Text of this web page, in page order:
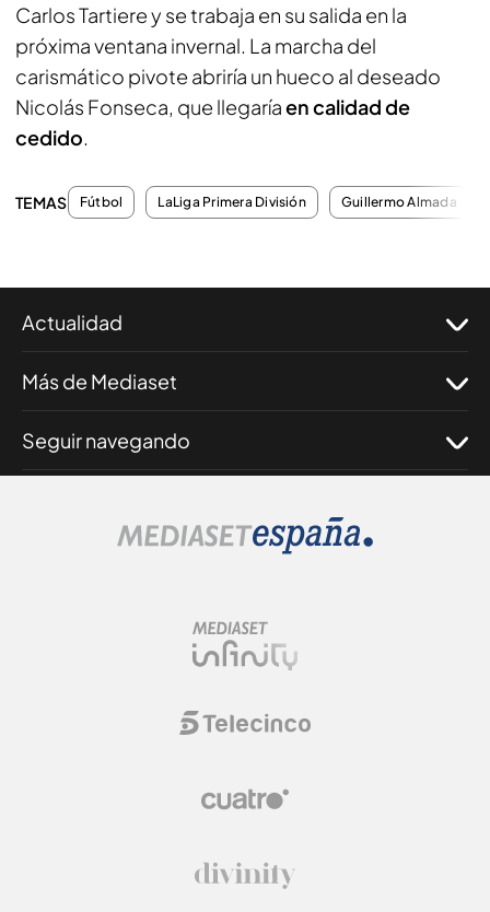
Carlos Tartiere y se trabaja en su salida en la
próxima ventana invernal. La marcha del
carismático pivote abriría un hueco al deseado
Nicolás Fonseca, que llegaríaen calidad de
cedido.
TEMAS Fútbol LaLiga Primera División Guillermo Almada
Actualidad
Más de Mediaset
Seguir navegando